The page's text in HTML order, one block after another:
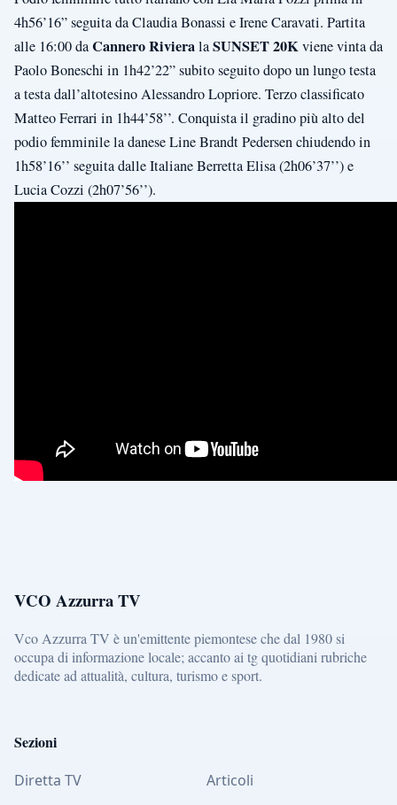
4h56’16” seguita da Claudia Bonassi e Irene Caravati. Partita
alle 16:00 daCannero RivieralaSUNSET 20Kviene vinta da
Paolo Boneschi in 1h42’22” subito seguito dopo un lungo testa
a testa dall’altotesino Alessandro Lopriore. Terzo classificato
Matteo Ferrari in 1h44’58’’. Conquista il gradino più alto del
podio femminile la danese Line Brandt Pedersen chiudendo in
1h58’16’’ seguita dalle Italiane Berretta Elisa (2h06’37’’) e
Lucia Cozzi (2h07’56’’).
VCO Azzurra TV
Vco Azzurra TV è un'emittente piemontese che dal 1980 si
occupa di informazione locale; accanto ai tg quotidiani rubriche
dedicate ad attualità, cultura, turismo e sport.
Sezioni
Diretta TV
Articoli